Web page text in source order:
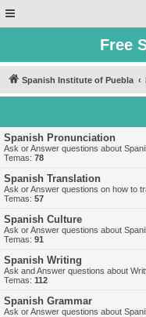
Free
Spanish Institute of Puebla
Spanish Pronunciation
Ask or Answer questions about
Temas: 78
Spanish Translation
Ask or Answer questions on how to
Temas: 57
Spanish Culture
Ask or Answer questions about
Temas: 91
Spanish Writing
Ask and Answer questions about
Temas: 112
Spanish Grammar
Ask or Answer questions about